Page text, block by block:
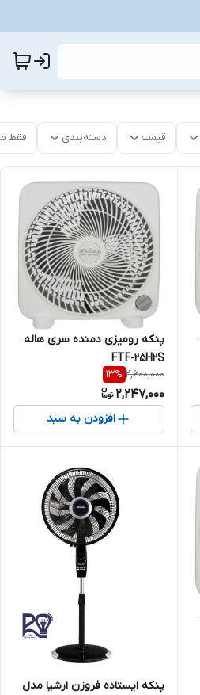
قیمت دسته‌بندی فقط
پنکه رومیزی دمنده سری هاله
FTF-25H2S
2,600,000
13%
2,247,000
افزودن به سبد
پنکه ایستاده فروزن ارشیا مدل